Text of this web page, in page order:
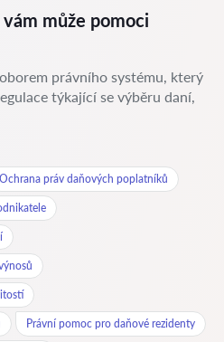
může pomoci
právního systému, který
týkající se výběru daní,
Ochrana práv daňových poplatníků
Právní pomoc pro daňové rezidenty